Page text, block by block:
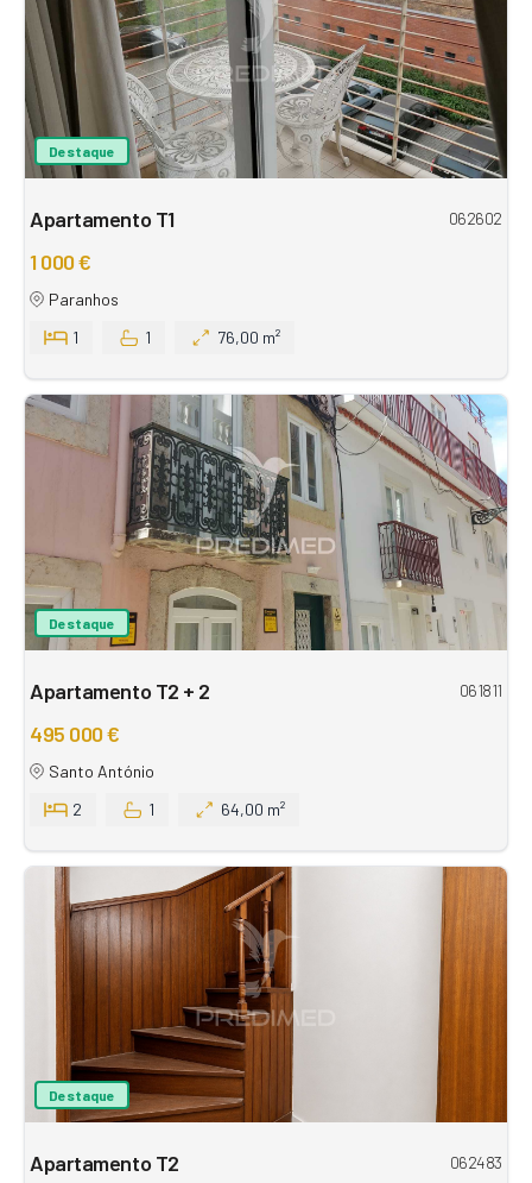
Destaque
Apartamento T1 062602
1 000 €
Paranhos
1
1 76,00 m²
Destaque
Apartamento T2 + 2 061811
495 000 €
Santo António
2
1 64,00 m²
Destaque
Apartamento T2 062483